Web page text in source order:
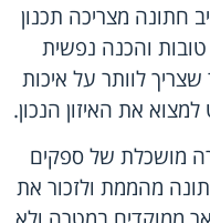
חתונה מצריכה תכנון
והכנה נפשית
לוותר על איכות
את האיזון הנכון.
מושכלת של ספקים
מהממת ולזכור את